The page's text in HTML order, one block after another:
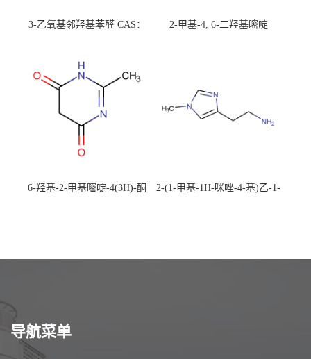
3-乙氧基邻羟基苯醛 CAS：
校可先用后付
2-甲基-4, 6-二羟基嘧啶
6-羟基-2-甲基嘧啶-4(3H)-酮
2-(1-甲基-1H-咪唑-4-基)乙-1-
导航菜单